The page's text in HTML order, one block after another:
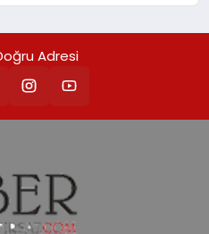
Adresi